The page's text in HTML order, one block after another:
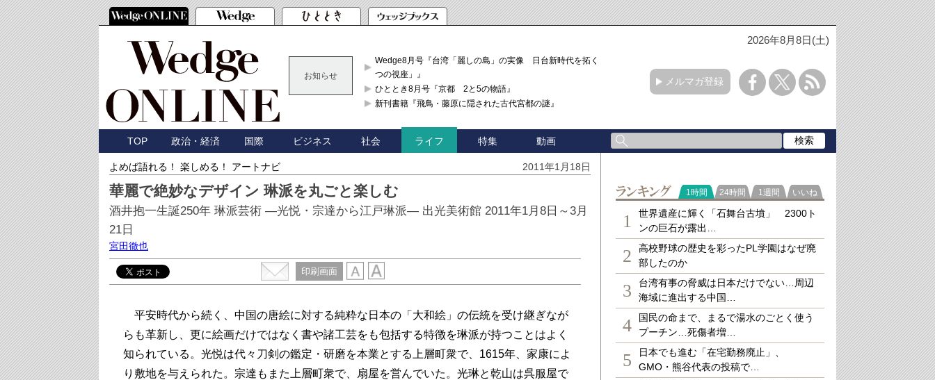
2026年8月8日(土)
お知らせ
Wedge8月号『台湾「麗しの島」の実像 日台新時代を拓く「3
つの視座」』
ひととき8月号『京都 2と5の物語』
新刊書籍『飛鳥・藤原に隠された古代宮都の謎』
メルマガ登録
TOP 政治・経済 国際 ビジネス 社会 ライフ 特集 動画
よめば語れる！ 楽しめる！ アートナビ 2011年1月18日
華麗で絶妙なデザイン 琳派を丸ごと楽しむ
酒井抱一生誕250年 琳派芸術 ―光悦・宗達から江戸琳派― 出光美術館 2011年1月8日～3月
21日
宮田徹也
印刷画面
平安時代から続く、中国の唐絵に対する純粋な日本の「大和絵」の伝統を受け継ぎなが
らも革新し、更に絵画だけではなく書や諸工芸をも包括する特徴を琳派が持つことはよく
知られている。光悦は代々刀剣の鑑定・研磨を本業とする上層町衆で、1615年、家康によ
り敷地を与えられた。宗達もまた上層町衆で、扇屋を営んでいた。光琳と乾山は呉服屋で
ランキング
1時間 24時間 1週間 いいね
1
世界遺産に輝く「石舞台古墳」 2300ト
ンの巨石が露出…
2
高校野球の歴史を彩ったPL学園はなぜ廃
部したのか
3
台湾有事の脅威は日本だけでない…周辺
海域に進出する中国…
4
国民の命まで、まるで湯水のごとく使う
プーチン…死傷者増…
5
日本でも進む「在宅勤務廃止」、
GMO・熊谷代表の投稿で…